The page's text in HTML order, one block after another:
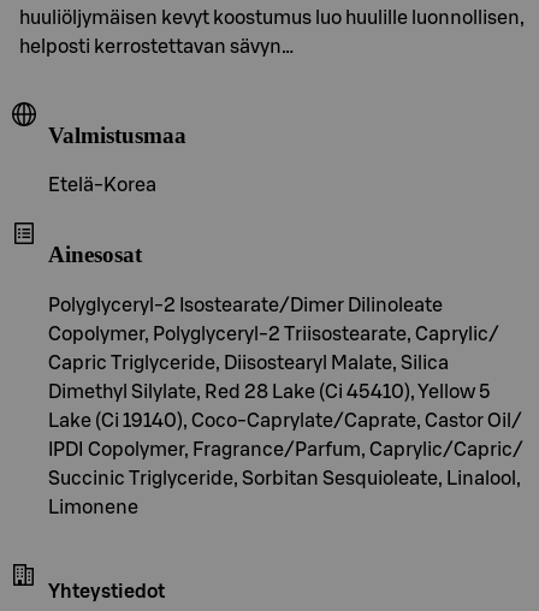
huuliöljymäisen kevyt koostumus luo huulille luonnollisen,
helposti kerrostettavan sävyn…
Valmistusmaa
Etelä-Korea
Ainesosat
Polyglyceryl-2 Isostearate/​Dimer Dilinoleate
Copolymer, Polyglyceryl-2 Triisostearate, Caprylic/​
Capric Triglyceride, Diisostearyl Malate, Silica
Dimethyl Silylate, Red 28 Lake (Ci 45410), Yellow 5
Lake (Ci 19140), Coco-Caprylate/​Caprate, Castor Oil/​
IPDI Copolymer, Fragrance/​Parfum, Caprylic/​Capric/​
Succinic Triglyceride, Sorbitan Sesquioleate, Linalool,
Limonene
Yhteystiedot